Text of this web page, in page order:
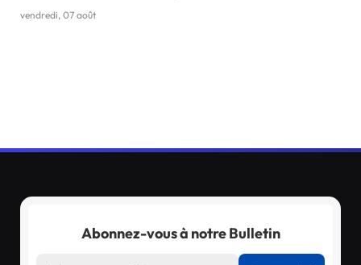
vendredi, 07 août
Abonnez-vous à notre Bulletin